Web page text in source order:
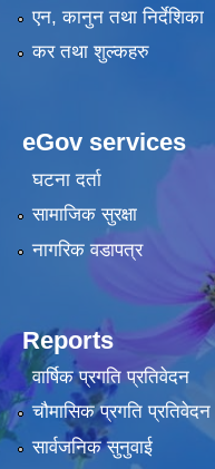
एन, कानुन तथा निर्देशिका
कर तथा शुल्कहरु
eGov services
घटना दर्ता
सामाजिक सुरक्षा
नागरिक वडापत्र
Reports
वार्षिक प्रगति प्रतिवेदन
चौमासिक प्रगति प्रतिवेदन
सार्वजनिक सुनुवाई